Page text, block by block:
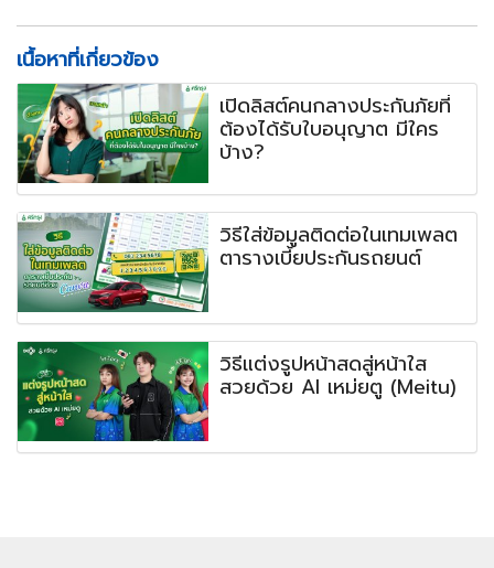
เนื้อหาที่เกี่ยวข้อง
เปิดลิสต์คนกลางประกันภัยที่
ต้องได้รับใบอนุญาต มีใคร
บ้าง?
วิธีใส่ข้อมูลติดต่อในเทมเพลต
ตารางเบี้ยประกันรถยนต์
วิธีแต่งรูปหน้าสดสู่หน้าใส
สวยด้วย AI เหม่ยตู (Meitu)